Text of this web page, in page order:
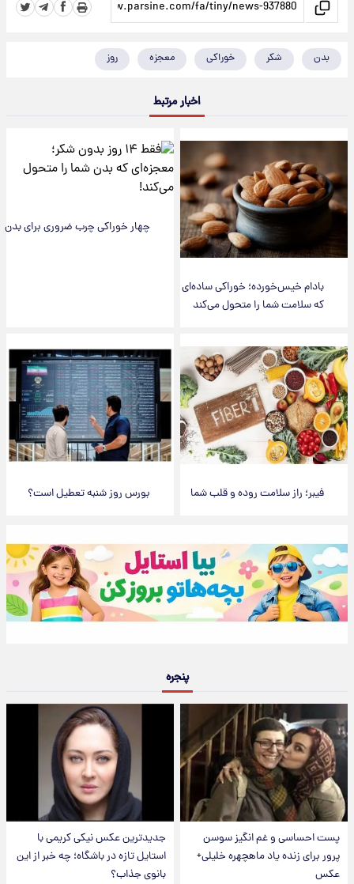
بدن شکر خوراکی معجزه روز
اخبار مرتبط
بادام خیس‌خورده؛ خوراکی ساده‌ای
که سلامت شما را متحول می‌کند
چهار خوراکی چرب ضروری برای بدن
فیبر؛ راز سلامت روده و قلب شما بورس روز شنبه تعطیل است؟
پنجره
پست احساسی و غم انگیز سوسن
پرور برای زنده یاد ماهچهره خلیلی+
عکس
جدیدترین عکس نیکی کریمی با
استایل تازه در باشگاه؛ چه خبر از این
بانوی جذاب؟